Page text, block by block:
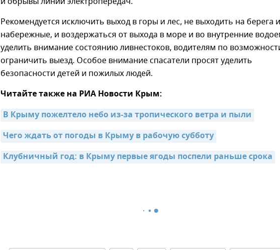
Рекомендуется исключить выход в горы и лес, не выходить на берега и
набережные, и воздержаться от выхода в море и во внутренние
уделить внимание состоянию ливнестоков, водителям по
ограничить выезд. Особое внимание спасатели просят уделить
безопасности детей и пожилых людей.
Читайте также на РИА Новости Крым:
В Крыму пожелтело небо из-за тропического ветра и пыли
Чего ждать от погоды в Крыму в рабочую субботу
Клубничный год: в Крыму первые ягоды поспели раньше срока